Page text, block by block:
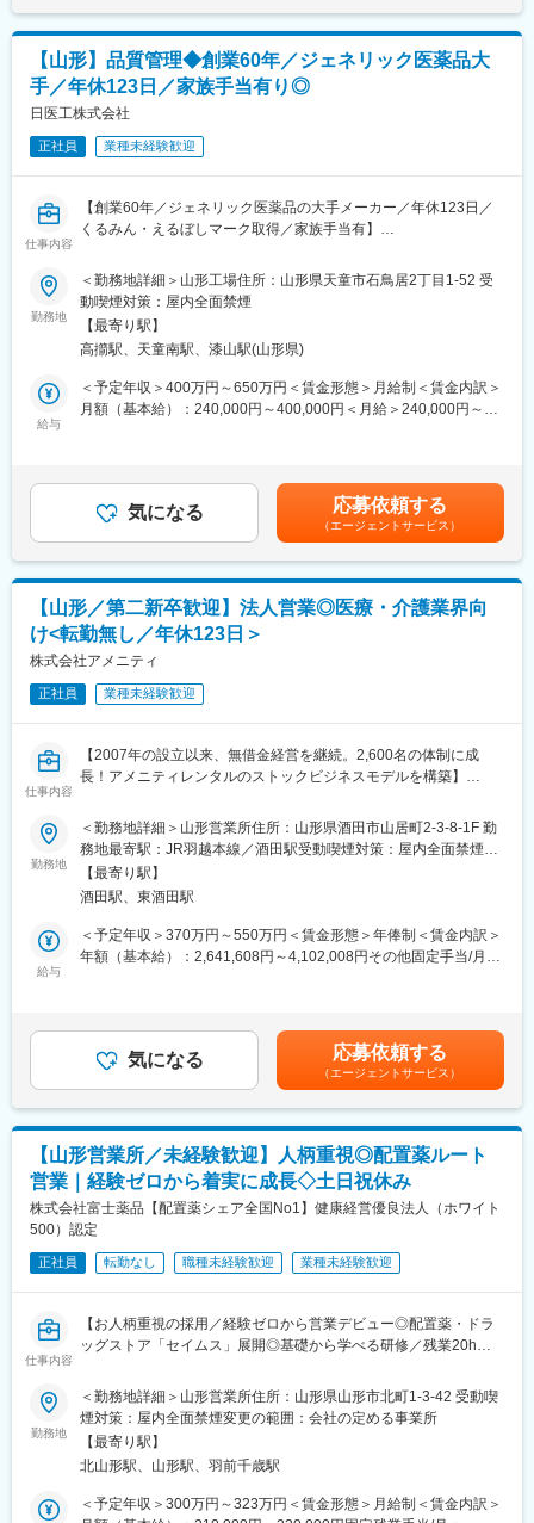
マルマン調剤薬局2003：山形県天童市駅西3-9-12 1階
マルマン調剤薬局：山形県天童市久野本362-4
ふれあい薬局：山形県最上郡真室川大字新町475-5
B&Gケアマネジメントサービス：山形県天童市駅西2-10-13
■当社について：
保険薬局だけでなく、有料老人ホームや訪問看護ステーションな
どを運営する、医療・介護・福祉の3本のビジネスの柱を持つ「健
康の総合商社」です。東証プライム上場のシップヘルスケアホー
ルディングスのグループ企業でもあり、安定した環境の中で長く
また、当社は次世代の薬局のあるべき形を見据えて、20年以上前
から在宅医療に取り組んでおり、今後の超高齢社会に対してもビ
ジネスとして十分な準備ができている会社です。
地元に根づいた薬局を運営しているため、地元の患者様に多くご
利用をいただいている環境です。患者様対応や薬剤師サポートを
■ライフステージの変化があっても安心して働ける会社：
・当社の社員が転職活動をしなくていい環境を作る。そんな思い
から、様々な福利厚生や待遇をご用意しています。仕事もプライ
ベートも充実できる環境を作った結果、新卒3年定着率95.5％とな
りました。
変更の範囲：会社の定める業務
給(月額)は固定手当を含めた表記です。
【山形】品質管理◆創業60年／ジェネリック医薬品大
手／年休123日／家族手当有り◎
日医工株式会社
正社員 業種未経験歓迎
仕事内容
【創業60年／ジェネリック医薬品の大手メーカー／年休123日／
くるみん・えるぼしマーク取得／家族手当有】
■業務内容：
ご本人のご希望や適正に応じて、
以下の業務のうち1つ又は複数に従事いただきます。
・製剤や原材料のサンプリング業務
・製剤の出荷試験及び安定性試験
・原材料の受入れ試験
・規格外試験結果等の調査
■当社について：
創立以来、経済性に優れた品質の高い医療用医薬品の製造販売を
療に貢献してます。
2023年からは、新たな経営体制の元で、安心して服用していただ
ける医薬品を、安定的に供給していくことを使命に、適正価格で
高品質の製品を安定供給できる体制を構築しています。
■ジェネリック医薬品について：
ジェネリック医薬品は病院。診療所で処方される医療用の薬で新
薬と同じ有効成分を含み、有効性安全性、品質が同等であると国
から認められたものです。
今後、高齢化の進展に伴って、医療費は増え続けると予想されて
そこで、少しでも医療費の増加を抑えるため、いま、価格の安い
ジェネリック医薬品の活用が注目されているのです。新薬と同等
の品質で安価なジェネリック医薬品を広めることで、救える命を
救うことが出来ます。
勤務地
＜勤務地詳細＞山形工場住所：山形県天童市石鳥居2丁目1-52 受
動喫煙対策：屋内全面禁煙
【最寄り駅】
高擶駅、天童南駅、漆山駅(山形県)
給与
＜予定年収＞400万円～650万円＜賃金形態＞月給制＜賃金内訳＞
月額（基本給）：240,000円～400,000円＜月給＞240,000円～
目安の金額であり、選考を通じて上下する可能性があります。月
給(月額)は固定手当を含めた表記です。
気になる 応募依頼する
（エージェントサービス）
【山形／第二新卒歓迎】法人営業◎医療・介護業界向
け<転勤無し／年休123日＞
株式会社アメニティ
正社員 業種未経験歓迎
仕事内容
【2007年の設立以来、無借金経営を継続。2,600名の体制に成
長！アメニティレンタルのストックビジネスモデルを構築】
を図るため、このたび新たな仲間をお迎えすることとなりまし
た。
■業務詳細：
病院や介護施設に向けて、入院・入所時に必要な衣類やタオル、
日用品などをレンタルできる「アメニティサポートシステム」を
提案する営業です。ニーズに応じて、人材派遣・紹介サービスや
献性も高く、今後の高齢化社会において成長が見込める成長産業
です。 また、病院や介護施設の業務軽減に貢献する事で、患者
様、利用者様へのサービス向上に直結する為、大変やりがいのあ
■キャリアアップについて：
本人の頑張りを昇給、昇格にて評価される制度が御座います。ま
た、事業拡大に伴い、新規の営業所も出店しており、営業所長や
エリアを管理する責任者などのポストがある為、早期のキャリア
アップが見込めます。 ※実際に入社4年前後で所長になった中途入
社の方もいらっしゃいます。
■会社情報：
当社は入院中に必要となるアメニティ(パジャマ・タオル・日用
品）をレンタルするアメニティサポートシステムを提供している
会社です。
ご利用者への提供・回収・請求まで全て弊社で受け持っておりま
す。そのため医療・介護施設の業務負担の軽減もでき多くのメリ
ットがあります。拠点は北海道から九州まで展開し、毎年増収・
増益と確実に業績伸長しています。
変更の範囲：会社の定める業務
勤務地
＜勤務地詳細＞山形営業所住所：山形県酒田市山居町2-3-8-1F 勤
務地最寄駅：JR羽越本線／酒田駅受動喫煙対策：屋内全面禁煙変
更の範囲：本文参照
【最寄り駅】
酒田駅、東酒田駅
給与
＜予定年収＞370万円～550万円＜賃金形態＞年俸制＜賃金内訳＞
年額（基本給）：2,641,608円～4,102,008円その他固定手当/月：
無＞有＜残業手当＞有＜給与補足＞※経験・能力・前職の給与など
を考慮するため上下する可能性があります・評価：年2回（4月・
10月/売上実績だけでなく取り組み姿勢や提案プロセスなどの定性
評価も重視）・年収例：370-480万円(主任/入社2-3年)⇒420-550
万円(係長/入社3-5年)賃金はあくまでも目安の金額であり、選考を
通じて上下する可能性があります。月給(月額)は固定手当を含めた
表記です。
気になる 応募依頼する
（エージェントサービス）
【山形営業所／未経験歓迎】人柄重視◎配置薬ルート
営業｜経験ゼロから着実に成長◇土日祝休み
株式会社富士薬品【配置薬シェア全国No1】健康経営優良法人（ホワイト
500）認定
正社員 転勤なし 職種未経験歓迎 業種未経験歓迎
仕事内容
【お人柄重視の採用／経験ゼロから営業デビュー◎配置薬・ドラ
ッグストア「セイムス」展開◎基礎から学べる研修／残業20h以
■職務内容：
既にお取引のある個人宅・法人のお客様を定期的に訪問し、配置
薬（救急箱）と健康食品の点検・補充・健康相談を行う営業で
す。
「薬を売る」のではなく、「人として信頼される」営業であり、
お客様の体調や生活背景に寄り添い、感謝される仕事です。
勤務地
＜勤務地詳細＞山形営業所住所：山形県山形市北町1-3-42 受動喫
煙対策：屋内全面禁煙変更の範囲：会社の定める事業所
【最寄り駅】
北山形駅、山形駅、羽前千歳駅
＜予定年収＞300万円～323万円＜賃金形態＞月給制＜賃金内訳＞